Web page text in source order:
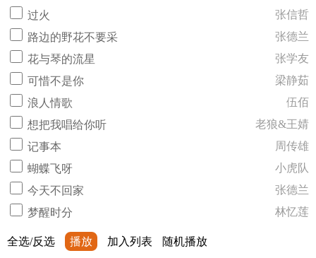
过火
张信哲
路边的野花不要采
张德兰
花与琴的流星
张学友
可惜不是你
梁静茹
浪人情歌
伍佰
想把我唱给你听
老狼&王婧
记事本
周传雄
蝴蝶飞呀
小虎队
今天不回家
张德兰
梦醒时分
林忆莲
全选/反选 播放 加入列表 随机播放